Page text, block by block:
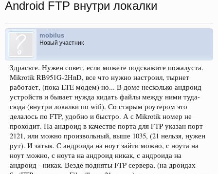
Android FTP внутри локалки
mobilus
Новый участник
Здрасьте. Нужен совет, если можете подскажите пожалуста.
Mikrotik RB951G-2HnD, все что нужно настроил, тырнет
работает, (пока LTE модем) но... В доме несколько андроид
устройств и бывает нужда кидать файлы между ними туда-
сюда (внутри локалки по wifi). Со старым роутером это
делалось по FTP, удобно и быстро. А с Mikrotik номер не
проходит. На андроид в качестве порта для FTP указан порт
2121, или можно произвольный, выше 1035, (21 нельзя, нужен
рут). И затык. С андроида на ноут зайти можно, с ноута на
ноут можно, с ноута на андроид никак, с андроида на
андроид - никак. Везде подняты FTP сервера, (на дроидах